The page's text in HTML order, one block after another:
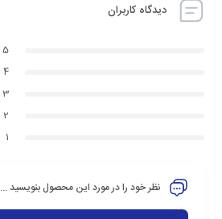
دیدگاه کاربران
5
4
3
2
1
نظر خود را در مورد این محصول بنویسید ...